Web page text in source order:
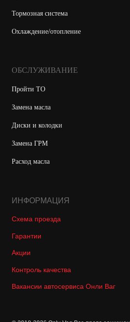
Тормозная система
Охлаждение/отопление
ОБСЛУЖИВАНИЕ
Пройти ТО
Замена масла
Диски и колодки
Замена ГРМ
Расход масла
ИНФОРМАЦИЯ
Схема проезда
Гарантии
Акции
Контроль качества
Вакансии автосервиса Онли Ваг